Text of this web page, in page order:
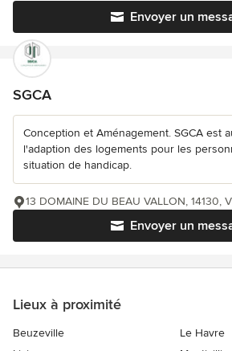
Envoyer un
SGCA
Conception et Aménagement. SGCA est
l'adaption des logements pour les
situation de handicap.
Envoyer un
13 DOMAINE DU BEAU VALLON, 14130,
Lieux à proximité
Beuzeville
Le Havre